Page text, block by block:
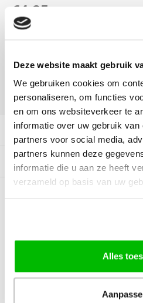
Deze website maakt gebruik
We gebruiken cookies om
personaliseren, om functies
en om ons websiteverkeer te
informatie over uw gebruik
partners voor social media,
partners kunnen deze
informatie die u aan ze heeft
verzameld op basis van uw
Alles
€4,25
DELEN:
Productomschrijving
Gerelateerde producten